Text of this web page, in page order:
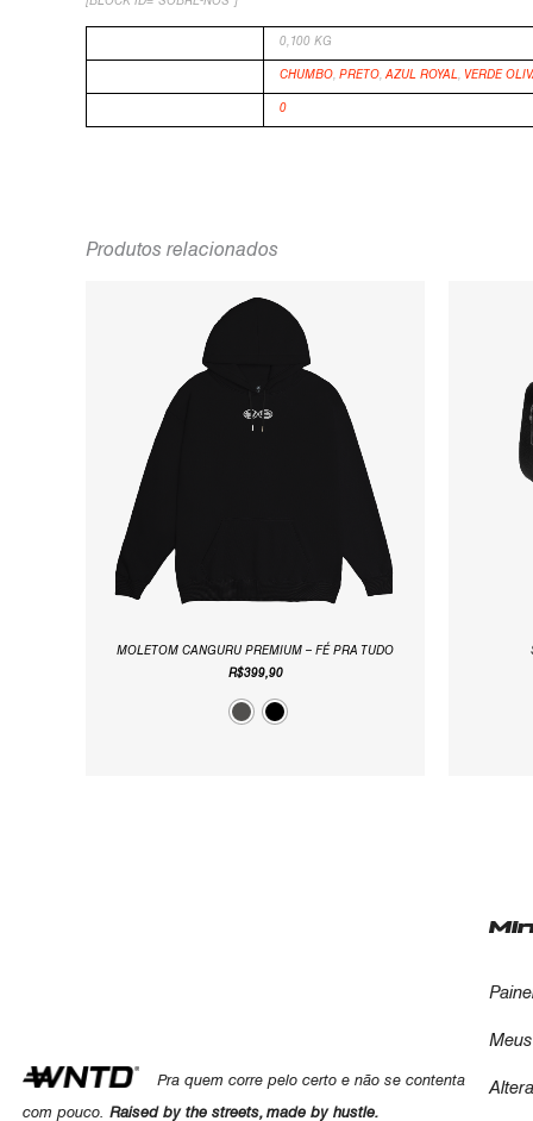
0,100 KG
CHUMBO,PRETO,AZUL ROYAL, VERDE
0
Produtos relacionados
MOLETOM CANGURU PREMIUM – FÉ PRA TUDO
R$399,90
Pra quem corre pelo certo e não se contenta
com pouco. Raised by the streets, made by hustle.